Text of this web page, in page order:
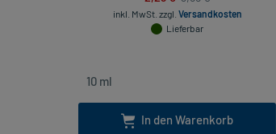
inkl. MwSt. zzgl. Versandkosten
Lieferbar
In den Warenkorb